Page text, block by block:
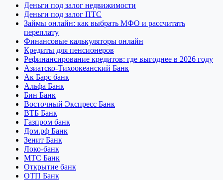
Деньги под залог недвижимости
Деньги под залог ПТС
Займы онлайн: как выбрать МФО и рассчитать
переплату
Финансовые калькуляторы онлайн
Кредиты для пенсионеров
Рефинансирование кредитов: где выгоднее в 2026 году
Азиатско-Тихоокеанский Банк
Ак Барс банк
Альфа Банк
Бин Банк
Восточный Экспресс Банк
ВТБ Банк
Газпром банк
Дом.рф Банк
Зенит Банк
Локо-банк
МТС Банк
Открытие банк
ОТП Банк